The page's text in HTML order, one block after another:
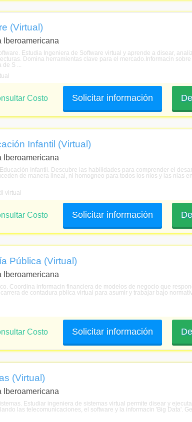
(Virtual)
Iberoamericana
Estudia Ingeniera de Software virtual y aprende a disear,
Domina herramientas clave para el mercado.Informacin
de S ...
Solicitar información
Costo
Infantil (Virtual)
Iberoamericana
Infantil. Descubre las habilidades para comprender el
de manera lineal, ni homogneo para todos los nios y las nias
virtual
Solicitar información
Costo
Pública (Virtual)
Iberoamericana
Coordina informacin financiera de modelos de negocio que
de contadura pblica virtual para asumir y trabajar bajo
Solicitar información
Costo
(Virtual)
Iberoamericana
Estudiar ingeniera de sistemas virtual permite disear y
las telecomunicaciones, el software y la informacin 'Big Data'.